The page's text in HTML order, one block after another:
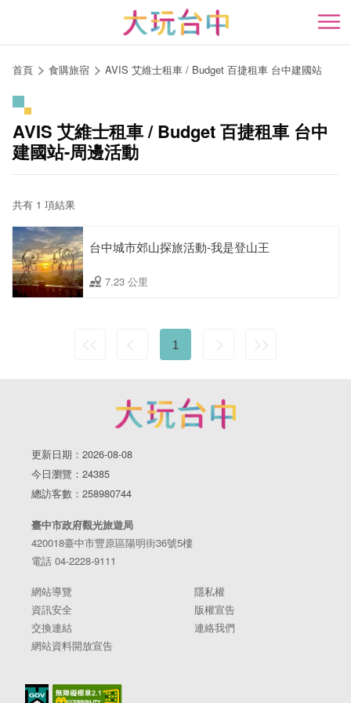
開
首頁 食購旅宿 AVIS 艾維士租車 / Budget 百捷租車 台中建國站
AVIS 艾維士租車 / Budget 百捷租車 台中
建國站-周邊活動
共有 1 項結果
台中城市郊山探旅活動-我是登山王
7.23 公里
1
更新日期：2026-08-08
今日瀏覽：24385
總訪客數：258980744
臺中市政府觀光旅遊局
420018臺中市豐原區陽明街36號5樓
電話 04-2228-9111
網站導覽
隱私權
資訊安全
版權宣告
交換連結
連絡我們
網站資料開放宣告